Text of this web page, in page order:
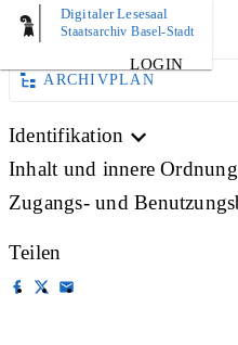
Digitaler Lesesaal
Staatsarchiv Basel-Stadt
LOGIN
BILD
ARCHIVPLAN
Identifikation
Inhalt und innere Ordnung
Zugangs- und
Teilen